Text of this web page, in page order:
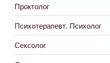
Проктолог
Психотерапевт. Психолог
Сексолог